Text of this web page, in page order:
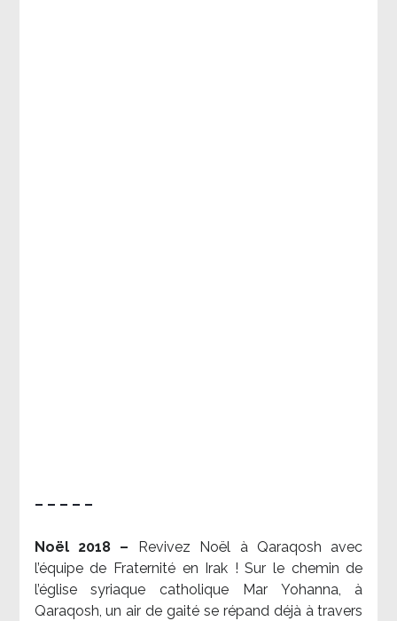
– – – – –
Noël 2018 –
Revivez Noël à Qaraqosh avec
l’équipe de Fraternité en Irak ! Sur le chemin de
l’église syriaque catholique Mar Yohanna, à
Qaraqosh, un air de gaité se répand déjà à travers